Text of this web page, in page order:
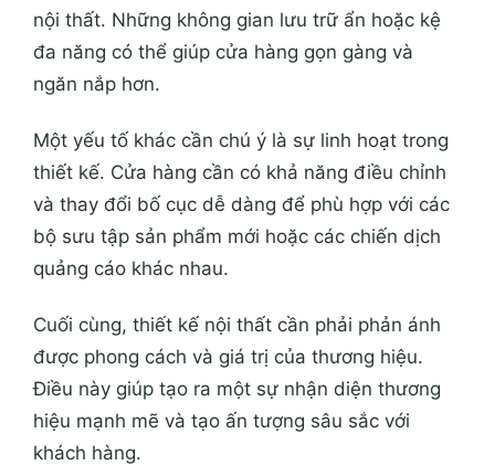
nội thất. Những không gian lưu trữ ẩn hoặc kệ
đa năng có thể giúp cửa hàng gọn gàng và
ngăn nắp hơn.
Một yếu tố khác cần chú ý là sự linh hoạt trong
thiết kế. Cửa hàng cần có khả năng điều chỉnh
và thay đổi bố cục dễ dàng để phù hợp với các
bộ sưu tập sản phẩm mới hoặc các chiến dịch
quảng cáo khác nhau.
Cuối cùng, thiết kế nội thất cần phải phản ánh
được phong cách và giá trị của thương hiệu.
Điều này giúp tạo ra một sự nhận diện thương
hiệu mạnh mẽ và tạo ấn tượng sâu sắc với
khách hàng.